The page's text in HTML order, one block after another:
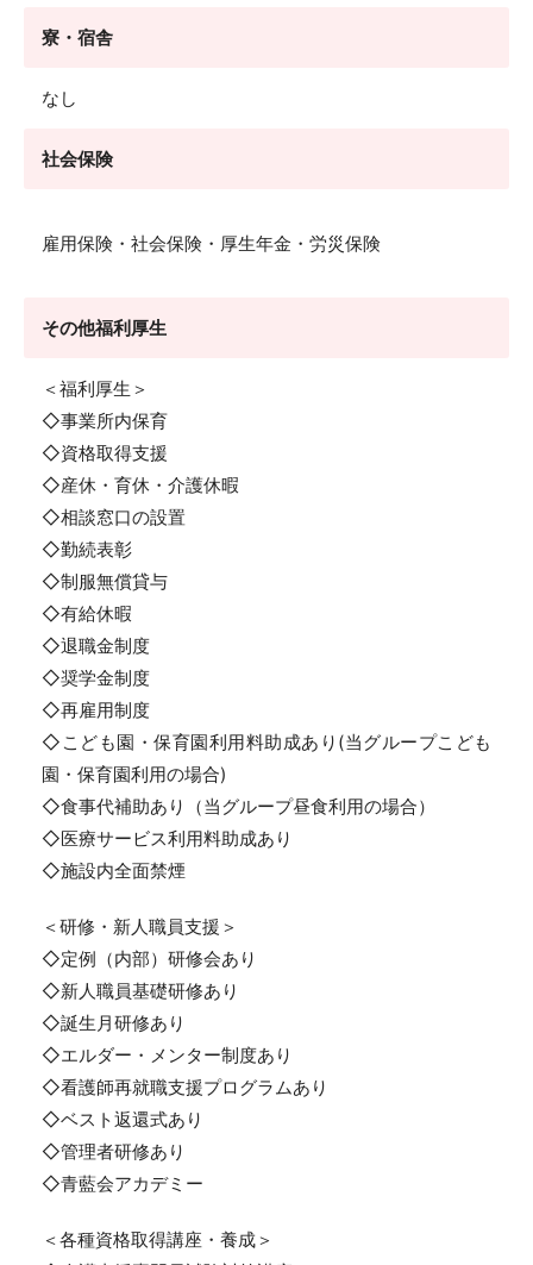
寮・宿舎
なし
社会保険
雇用保険・社会保険・厚生年金・労災保険
その他福利厚生
＜福利厚生＞
◇事業所内保育
◇資格取得支援
◇産休・育休・介護休暇
◇相談窓口の設置
◇勤続表彰
◇制服無償貸与
◇有給休暇
◇退職金制度
◇奨学金制度
◇再雇用制度
◇こども園・保育園利用料助成あり(当グループこども
園・保育園利用の場合)
◇食事代補助あり（当グループ昼食利用の場合）
◇医療サービス利用料助成あり
◇施設内全面禁煙
＜研修・新人職員支援＞
◇定例（内部）研修会あり
◇新人職員基礎研修あり
◇誕生月研修あり
◇エルダー・メンター制度あり
◇看護師再就職支援プログラムあり
◇ベスト返還式あり
◇管理者研修あり
◇青藍会アカデミー
＜各種資格取得講座・養成＞